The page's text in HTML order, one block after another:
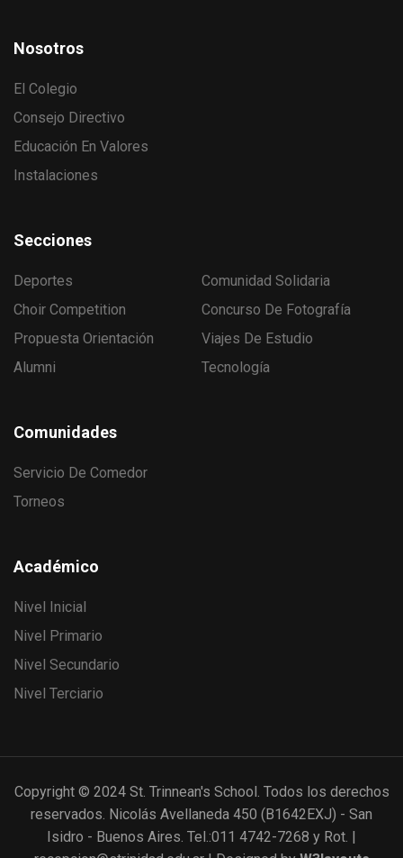
Nosotros
El Colegio
Consejo Directivo
Educación En Valores
Instalaciones
Académico
Nivel Inicial
Nivel Primario
Nivel Secundario
Nivel Terciario
Secciones
Deportes
Comunidad Solidaria
Choir Competition
Concurso De Fotografía
Propuesta Orientación
Viajes De Estudio
Alumni
Tecnología
Comunidades
Servicio De Comedor
Torneos
Copyright © 2024 St. Trinnean's School. Todos los derechos
reservados. Nicolás Avellaneda 450 (B1642EXJ) - San
Isidro - Buenos Aires. Tel.:011 4742-7268 y Rot. |